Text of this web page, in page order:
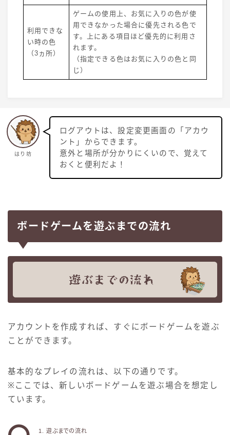
利用できな
い時の色
（3ヵ所）
ゲームの使用上、お気に入りの色が使
用できなかった場合に優先される色で
す。上にある項目ほど優先的に利用さ
れます。
（指定できる色はお気に入りの色と同
じ）
はり坊
ログアウトは、設定変更画面の「アカウ
ント」からできます。
意外と場所が分かりにくいので、覚えて
おくと便利だよ！
ボードゲームを遊ぶまでの流れ
アカウントを作成すれば、すぐにボードゲームを遊ぶ
ことができます。
基本的なプレイの流れは、以下の通りです。
※ここでは、新しいボードゲームを遊ぶ場合を想定し
ています。
1. 遊ぶまでの流れ